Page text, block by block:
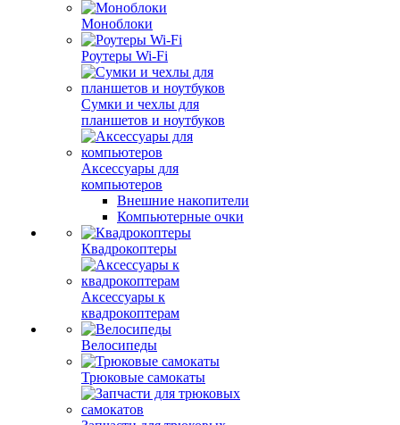
Моноблоки
Роутеры Wi-Fi
Сумки и чехлы для
планшетов и ноутбуков
Аксессуары для
компьютеров
Внешние накопители
Компьютерные очки
Квадрокоптеры
Аксессуары к
квадрокоптерам
Велосипеды
Трюковые самокаты